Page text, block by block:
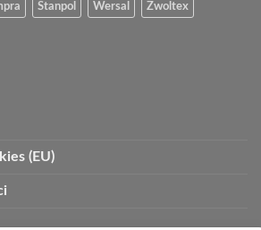
Stanpol Wersal Zwoltex
(EU)